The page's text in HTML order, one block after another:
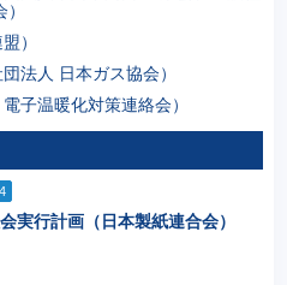
）
法人 日本ガス協会）
子温暖化対策連絡会）
実行計画（日本製紙連合会）